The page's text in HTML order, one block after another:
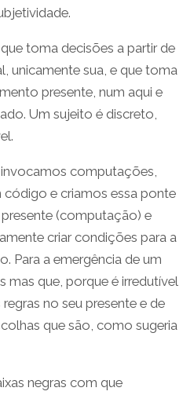
toma decisões a partir de
unicamente sua, e que toma
presente, num aqui e
Um sujeito é discreto,
computações,
e criamos essa ponte
(computação) e
criar condições para a
Para a emergência de um
mas que, porque é irredutível
no seu presente e de
que são, como sugeria
negras com que